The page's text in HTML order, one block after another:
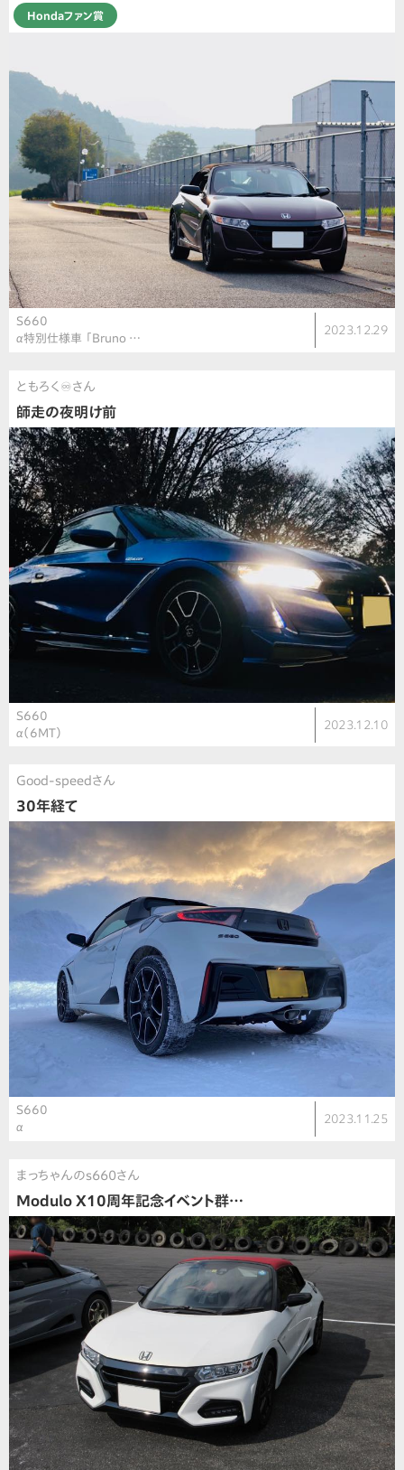
Hondaファン賞
S660
α特別仕様車 「Bruno …
2023.12.29
ともろく♾さん
師走の夜明け前
S660
α（6MT）
2023.12.10
Good-speedさん
30年経て
S660
α
2023.11.25
まっちゃんのs660さん
Modulo X10周年記念イベント群…